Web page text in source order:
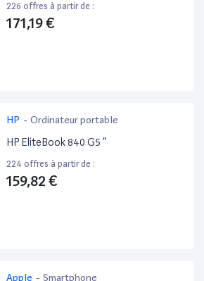
226 offres à partir de :
171,19 €
HP - Ordinateur portable
HP EliteBook 840 G5 ”
224 offres à partir de :
159,82 €
Apple - Smartphone